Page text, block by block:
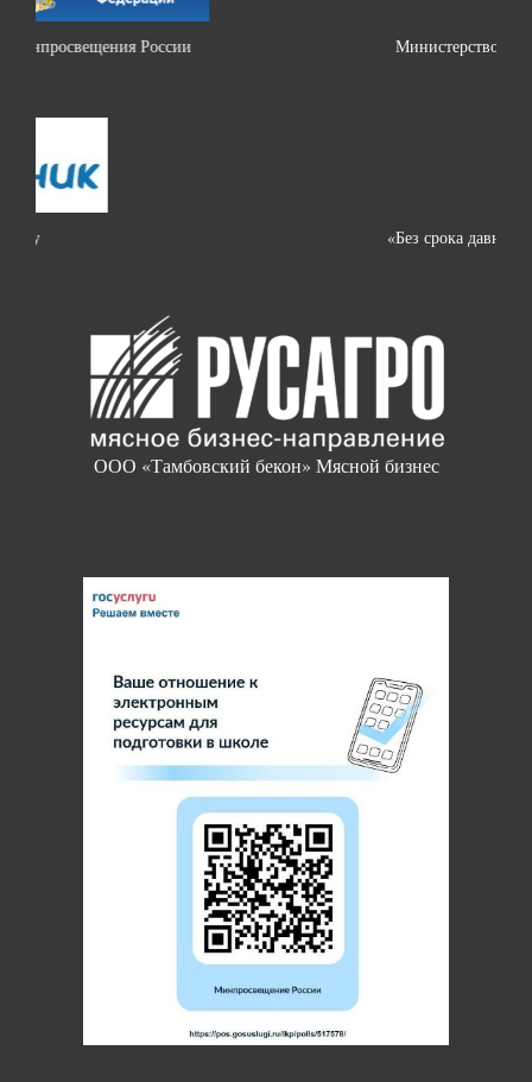
Министерство науки и высшего образования РФ
ООО «Тамбовский бекон» Мясной бизнес